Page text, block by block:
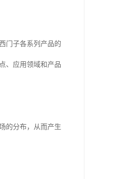
门子各系列产品的
、应用领域和产品
的分布，从而产生